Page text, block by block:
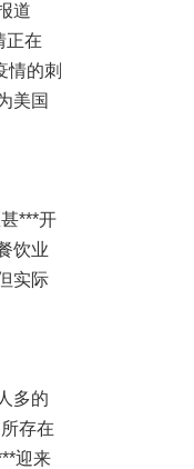
道
正在
情的刺
美国
***开
饮业
实际
多的
存在
迎来